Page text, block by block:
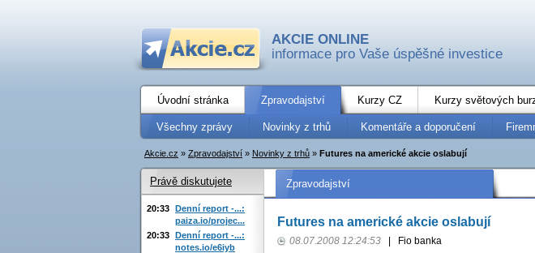
AKCIE ONLINE
informace pro Vaše úspěšné investice
Úvodní stránka Zpravodajství Kurzy CZ Kurzy světových
Všechny zprávy Novinky z trhů Komentáře a doporučení
Akcie.cz » Zpravodajství » Novinky z trhů » Futures na americké akcie oslabují
Zpravodajství
Futures na americké akcie oslabují
08.07.2008 12:24:53 Fio banka
Právě diskutujete
20:33 Denní report -...:
paiza.io/projec...
20:33 Denní report -...:
notes.io/e6iyb